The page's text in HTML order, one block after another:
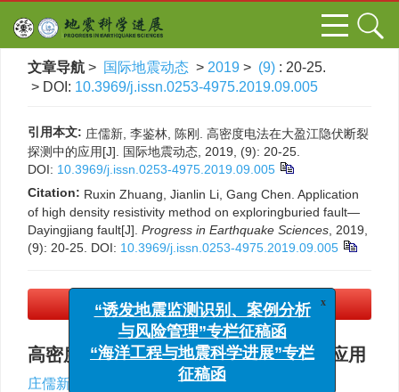
文章导航 > 国际地震动态 > 2019 > (9) : 20-25.
> DOI: 10.3969/j.issn.0253-4975.2019.09.005
引用本文: 庄儒新, 李鉴林, 陈刚. 高密度电法在大盈江隐伏断裂
探测中的应用[J]. 国际地震动态, 2019, (9): 20-25.
DOI: 10.3969/j.issn.0253-4975.2019.09.005
Citation: Ruxin Zhuang, Jianlin Li, Gang Chen. Application
of high density resistivity method on exploringburied fault—
Dayingjiang fault[J]. Progress in Earthquake Sciences , 2019,
(9): 20-25. DOI: 10.3969/j.issn.0253-4975.2019.09.005
PDF下载(1068 KB)
高密度电法在大盈江隐伏断裂探测中的应用
庄儒新 陈刚
“诱发地震监测识别、案例分析
与风险管理”专栏征稿函
“海洋工程与地震科学进展”专栏
征稿函